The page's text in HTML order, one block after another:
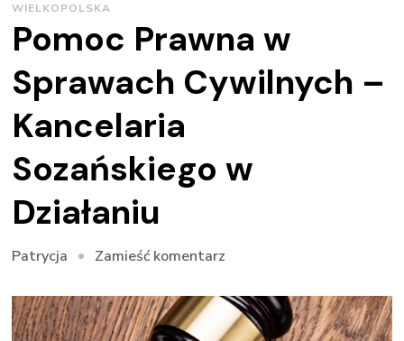
WIELKOPOLSKA
Pomoc Prawna w
Sprawach Cywilnych –
Kancelaria
Sozańskiego w
Działaniu
Patrycja Zamieść komentarz
Pomoc
Prawna